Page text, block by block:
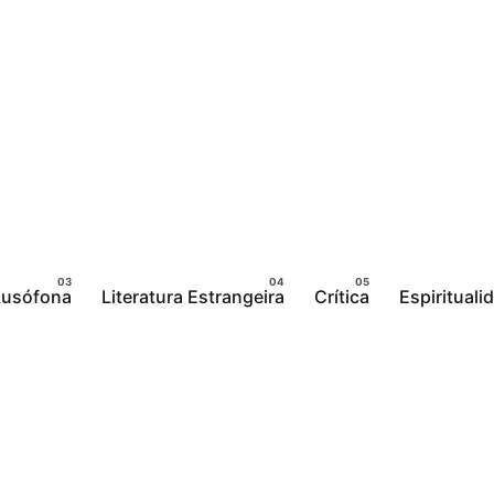
Literatura Estrangeira Crítica